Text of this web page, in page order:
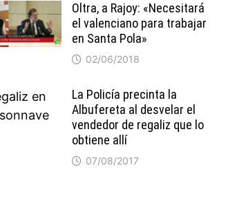
Oltra, a Rajoy: «Necesitará
el valenciano para trabajar
en Santa Pola»
02/06/2018
La Policía precinta la
Albufereta al desvelar el
vendedor de regaliz que lo
obtiene allí
07/08/2017